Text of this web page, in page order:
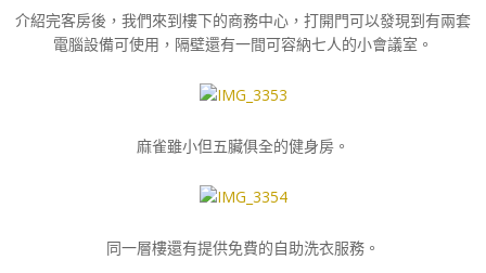
介紹完客房後，我們來到樓下的商務中心，打開門可以發現到有兩套
電腦設備可使用，隔壁還有一間可容納七人的小會議室。
麻雀雖小但五臟俱全的健身房。
同一層樓還有提供免費的自助洗衣服務。